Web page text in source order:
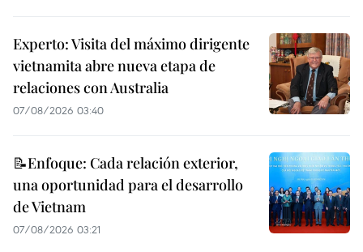
Experto: Visita del máximo dirigente
vietnamita abre nueva etapa de
relaciones con Australia
07/08/2026 03:40
📝Enfoque: Cada relación exterior,
una oportunidad para el desarrollo
de Vietnam
07/08/2026 03:21